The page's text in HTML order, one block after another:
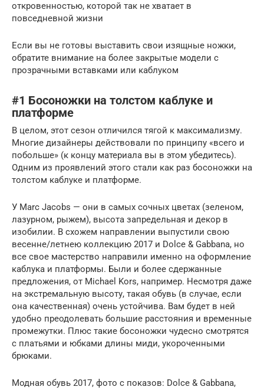
откровенностью, которой так не хватает в
повседневной жизни
Если вы не готовы выставить свои изящные ножки,
обратите внимание на более закрытые модели с
прозрачными вставками или каблуком
#1 Босоножки на толстом каблуке и
платформе
В целом, этот сезон отличился тягой к максимализму.
Многие дизайнеры действовали по принципу «всего и
побольше» (к концу материала вы в этом убедитесь).
Одним из проявлений этого стали как раз босоножки на
толстом каблуке и платформе.
У Marc Jacobs — они в самых сочных цветах (зеленом,
лазурном, рыжем), высота запредельная и декор в
изобилии. В схожем направлении выпустили свою
весенне/летнею коллекцию 2017 и Dolce & Gabbana, но
все свое мастерство направили именно на оформление
каблука и платформы. Были и более сдержанные
предложения, от Michael Kors, например. Несмотря даже
на экстремальную высоту, такая обувь (в случае, если
она качественная) очень устойчива. Вам будет в ней
удобно преодолевать большие расстояния и временные
промежутки. Плюс такие босоножки чудесно смотрятся
с платьями и юбками длины миди, укороченными
брюками.
Модная обувь 2017, фото с показов: Dolce & Gabbana,